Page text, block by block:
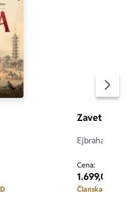
Zavet vode
Ejbraham
Cena:
1.699,00
Članska cena i do: